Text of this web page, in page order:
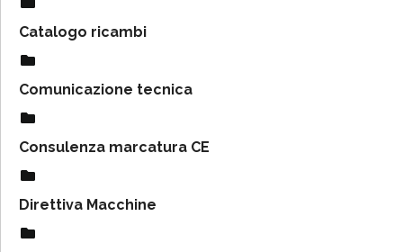
Catalogo ricambi
Comunicazione tecnica
Consulenza marcatura CE
Direttiva Macchine